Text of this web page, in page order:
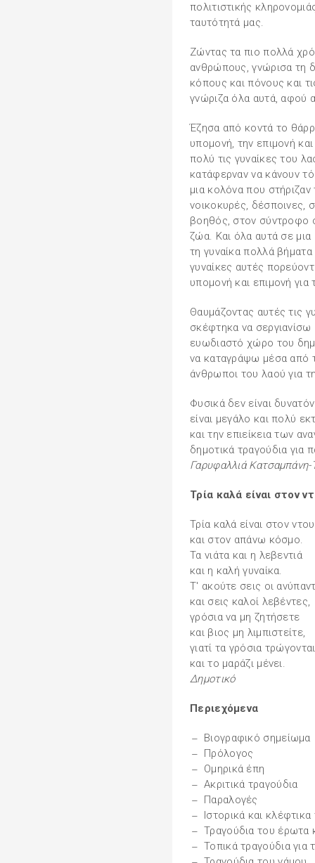
πολιτιστικής
ταυτότητά μας.
Ζώντας τα πιο πολλά
ανθρώπους, γνώρισα τη
κόπους και πόνους και
γνώριζα όλα αυτά, αφού
Έζησα από κοντά το
υπομονή, την επιμονή
πολύ τις γυναίκες του
κατάφερναν να κάνουν
μια κολόνα που στήριζαν
νοικοκυρές, δέσποινες,
βοηθός, στον σύντροφο
ζώα. Και όλα αυτά σε
τη γυναίκα πολλά
γυναίκες αυτές
υπομονή και επιμονή
Θαυμάζοντας αυτές τις
σκέφτηκα να
ευωδιαστό χώρο του
να καταγράψω μέσα από
άνθρωποι του λαού για
Φυσικά δεν είναι
είναι μεγάλο και πολύ
και την επιείκεια των
δημοτικά τραγούδια για
Γαρυφαλλιά Κατσαμπάνη-
Τρία καλά είναι στον
Τρία καλά είναι στον
και στον απάνω κόσμο.
Τα νιάτα και η λεβεντιά
και η καλή γυναίκα.
Τ' ακούτε σεις οι
και σεις καλοί λεβέντες,
γρόσια να μη ζητήσετε
και βιος μη λιμπιστείτε,
γιατί τα γρόσια τρώγονται
και το μαράζι μένει.
Δημοτικό
Περιεχόμενα
Βιογραφικό σημείωμα
Πρόλογος
Ομηρικά έπη
Ακριτικά τραγούδια
Παραλογές
Ιστορικά και
Τραγούδια του έρωτα
Τοπικά τραγούδια